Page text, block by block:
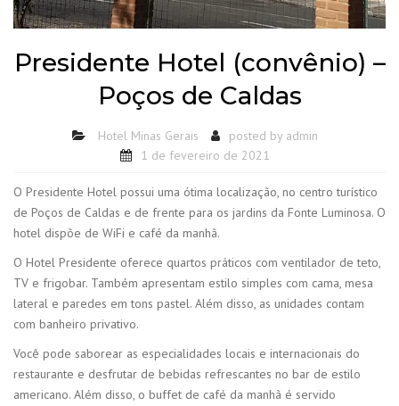
Presidente Hotel (convênio) –
Poços de Caldas
Hotel Minas Gerais posted by admin
1 de fevereiro de 2021
O Presidente Hotel possui uma ótima localização, no centro turístico
de Poços de Caldas e de frente para os jardins da Fonte Luminosa. O
hotel dispõe de WiFi e café da manhã.
O Hotel Presidente oferece quartos práticos com ventilador de teto,
TV e frigobar. Também apresentam estilo simples com cama, mesa
lateral e paredes em tons pastel. Além disso, as unidades contam
com banheiro privativo.
Você pode saborear as especialidades locais e internacionais do
restaurante e desfrutar de bebidas refrescantes no bar de estilo
americano. Além disso, o buffet de café da manhã é servido